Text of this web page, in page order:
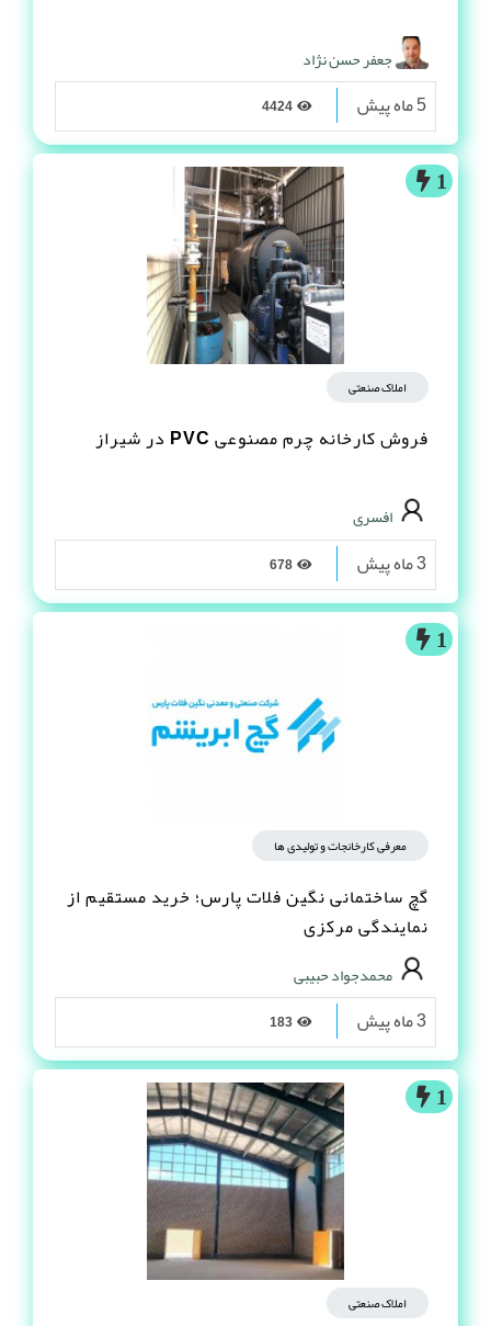
جعفر حسن نژاد
5 ماه پیش
1
املاک صنعتی
فروش کارخانه چرم مصنوعى PVC در شیراز
افسری
3 ماه پیش
1
معرفی کارخانجات و تولیدی ها
گچ ساختمانی نگین فلات پارس؛ خرید مستقیم از
نمایندگی مرکزی
محمدجواد حبیبی
3 ماه پیش
1
املاک صنعتی